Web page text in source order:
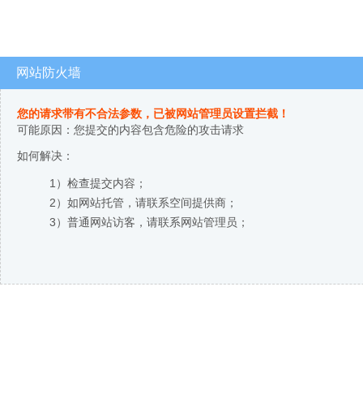
网站防火墙
您的请求带有不合法参数，已被网站管理员设置拦截！
可能原因：您提交的内容包含危险的攻击请求
如何解决：
1）检查提交内容；
2）如网站托管，请联系空间提供商；
3）普通网站访客，请联系网站管理员；